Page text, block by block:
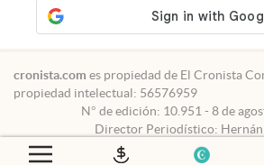
Consentimiento
Tel:+54 11 7078-3270
cronista.com es propiedad de El Cronista
propiedad intelectual: 56576959
N° de edición: 10.951 - 8 de
Director Periodístico: Hernán